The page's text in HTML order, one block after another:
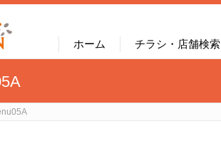
ホーム チラシ・店舗検索